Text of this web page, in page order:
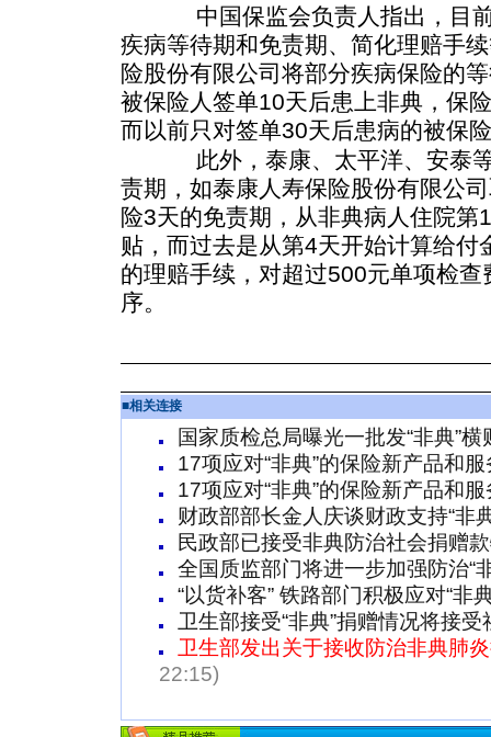
中国保监会负责人指出，目前
疾病等待期和免责期、简化理赔手
险股份有限公司将部分疾病保险的
被保险人签单10天后患上非典，保
而以前只对签单30天后患病的被保
此外，泰康、太平洋、安泰等
责期，如泰康人寿保险股份有限公
险3天的免责期，从非典病人住院第
贴，而过去是从第4天开始计算给付
的理赔手续，对超过500元单项检查
序。
■相关连接
国家质检总局曝光一批发“非典”横
17项应对“非典”的保险新产品和
17项应对“非典”的保险新产品和
财政部部长金人庆谈财政支持“非
民政部已接受非典防治社会捐赠
全国质监部门将进一步加强防治“
“以货补客” 铁路部门积极应对“非
卫生部接受“非典”捐赠情况将接受
卫生部发出关于接收防治非典肺
22:15)